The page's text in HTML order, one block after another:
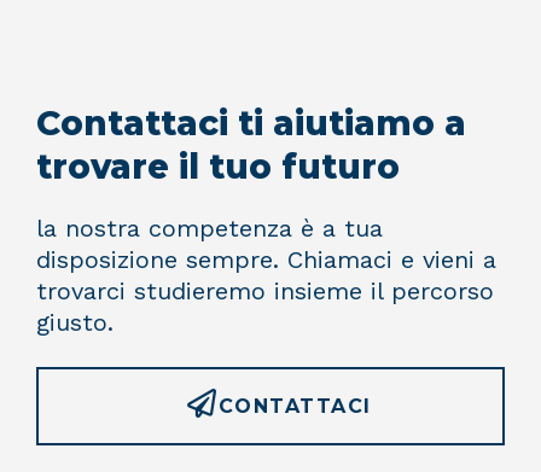
Contattaci ti aiutiamo a
trovare il tuo futuro
la nostra competenza è a tua
disposizione sempre. Chiamaci e vieni a
trovarci studieremo insieme il percorso
giusto.
CONTATTACI